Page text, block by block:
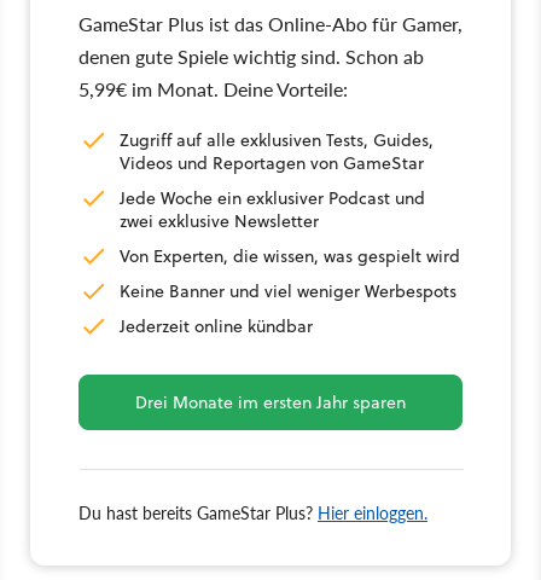
GameStar Plus ist das Online-Abo für Gamer,
denen gute Spiele wichtig sind. Schon ab
5,99€ im Monat. Deine Vorteile:
Zugriff auf alle exklusiven Tests, Guides,
Videos und Reportagen von GameStar
Jede Woche ein exklusiver Podcast und
zwei exklusive Newsletter
Von Experten, die wissen, was gespielt wird
Keine Banner und viel weniger Werbespots
Jederzeit online kündbar
Drei Monate im ersten Jahr sparen
Du hast bereits GameStar Plus? Hier einloggen.